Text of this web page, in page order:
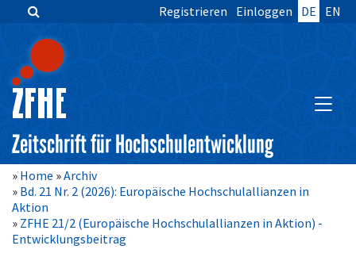
Zum
springen
Hauptnavigation
Inhalt
Sidebar
Registrieren Einloggen DE EN
Zeitschrift für Hochschulentwicklung
Home
Archiv
Bd. 21 Nr. 2 (2026): Europäische Hochschulallianzen in
Aktion
ZFHE 21/2 (Europäische Hochschulallianzen in Aktion) -
Entwicklungsbeitrag